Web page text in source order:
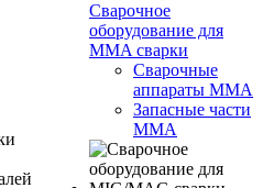
Сварочное
оборудование для
MMA сварки
Сварочные
аппараты MMA
Запасные части
MMA